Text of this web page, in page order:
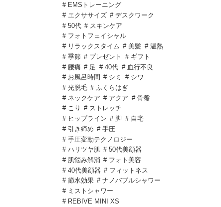
# EMSトレーニング
# エクササイズ # デスクワーク
# 50代 # スキンケア
# フォトフェイシャル
# リラックスタイム # 美髪 # 温熱
# 季節 # プレゼント
# ギフト
# 腰痛 # 足 # 40代 # 血行不良
# お風呂時間 # シミ
# シワ
# 光脱毛 # ふくらはぎ
# ネックケア # アクア # 骨盤
# こり
# ストレッチ
# ヒップライン # 脚 # 自宅
# 引き締め # 手圧
# 手圧変動テクノロジー
# ハリツヤ肌 # 50代美顔器
# 肌悩み解消 # フォト美容
# 40代美顔器 # フィットネス
# 節水効果 # ナノバブルシャワー
# ミストシャワー
# REBIVE MINI XS